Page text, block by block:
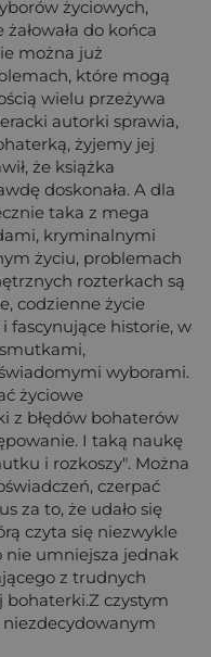
życiowych,
do końca
można już
które mogą
wielu przeżywa
autorki sprawia,
żyjemy jej
że książka
doskonała. A dla
taka z mega
kryminalnymi
życiu, problemach
rozterkach są
codzienne życie
fascynujące historie, w
wyborami.
życiowe
z błędów bohaterów
I taką naukę
i rozkoszy". Można
czerpać
za to, że udało się
czyta się niezwykle
nie umniejsza jednak
z trudnych
bohaterki.Z czystym